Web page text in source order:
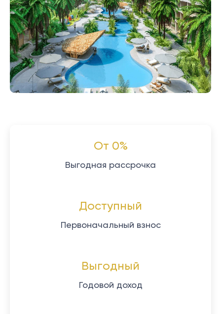
От 0%
Выгодная рассрочка
Доступный
Первоначальный взнос
Выгодный
Годовой доход